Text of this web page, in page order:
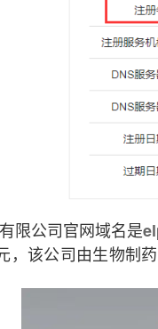
限公司官网域名是
，该公司由生物制